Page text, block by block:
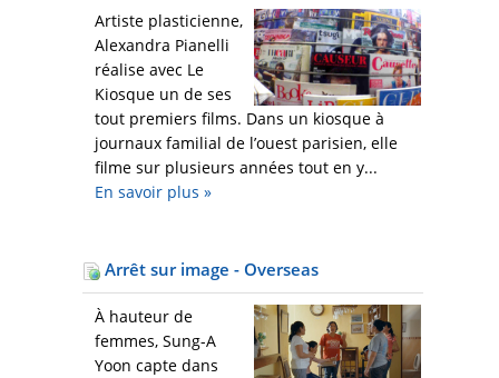
Artiste plasticienne,
Alexandra Pianelli
réalise avec Le
Kiosque un de ses
tout premiers films. Dans un kiosque à
journaux familial de l’ouest parisien, elle
filme sur plusieurs années tout en y...
En savoir plus »
Arrêt sur image - Overseas
À hauteur de
femmes, Sung-A
Yoon capte dans